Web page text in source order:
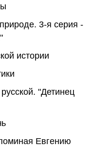
3-я серия -
истории
"Детинец
Евгению